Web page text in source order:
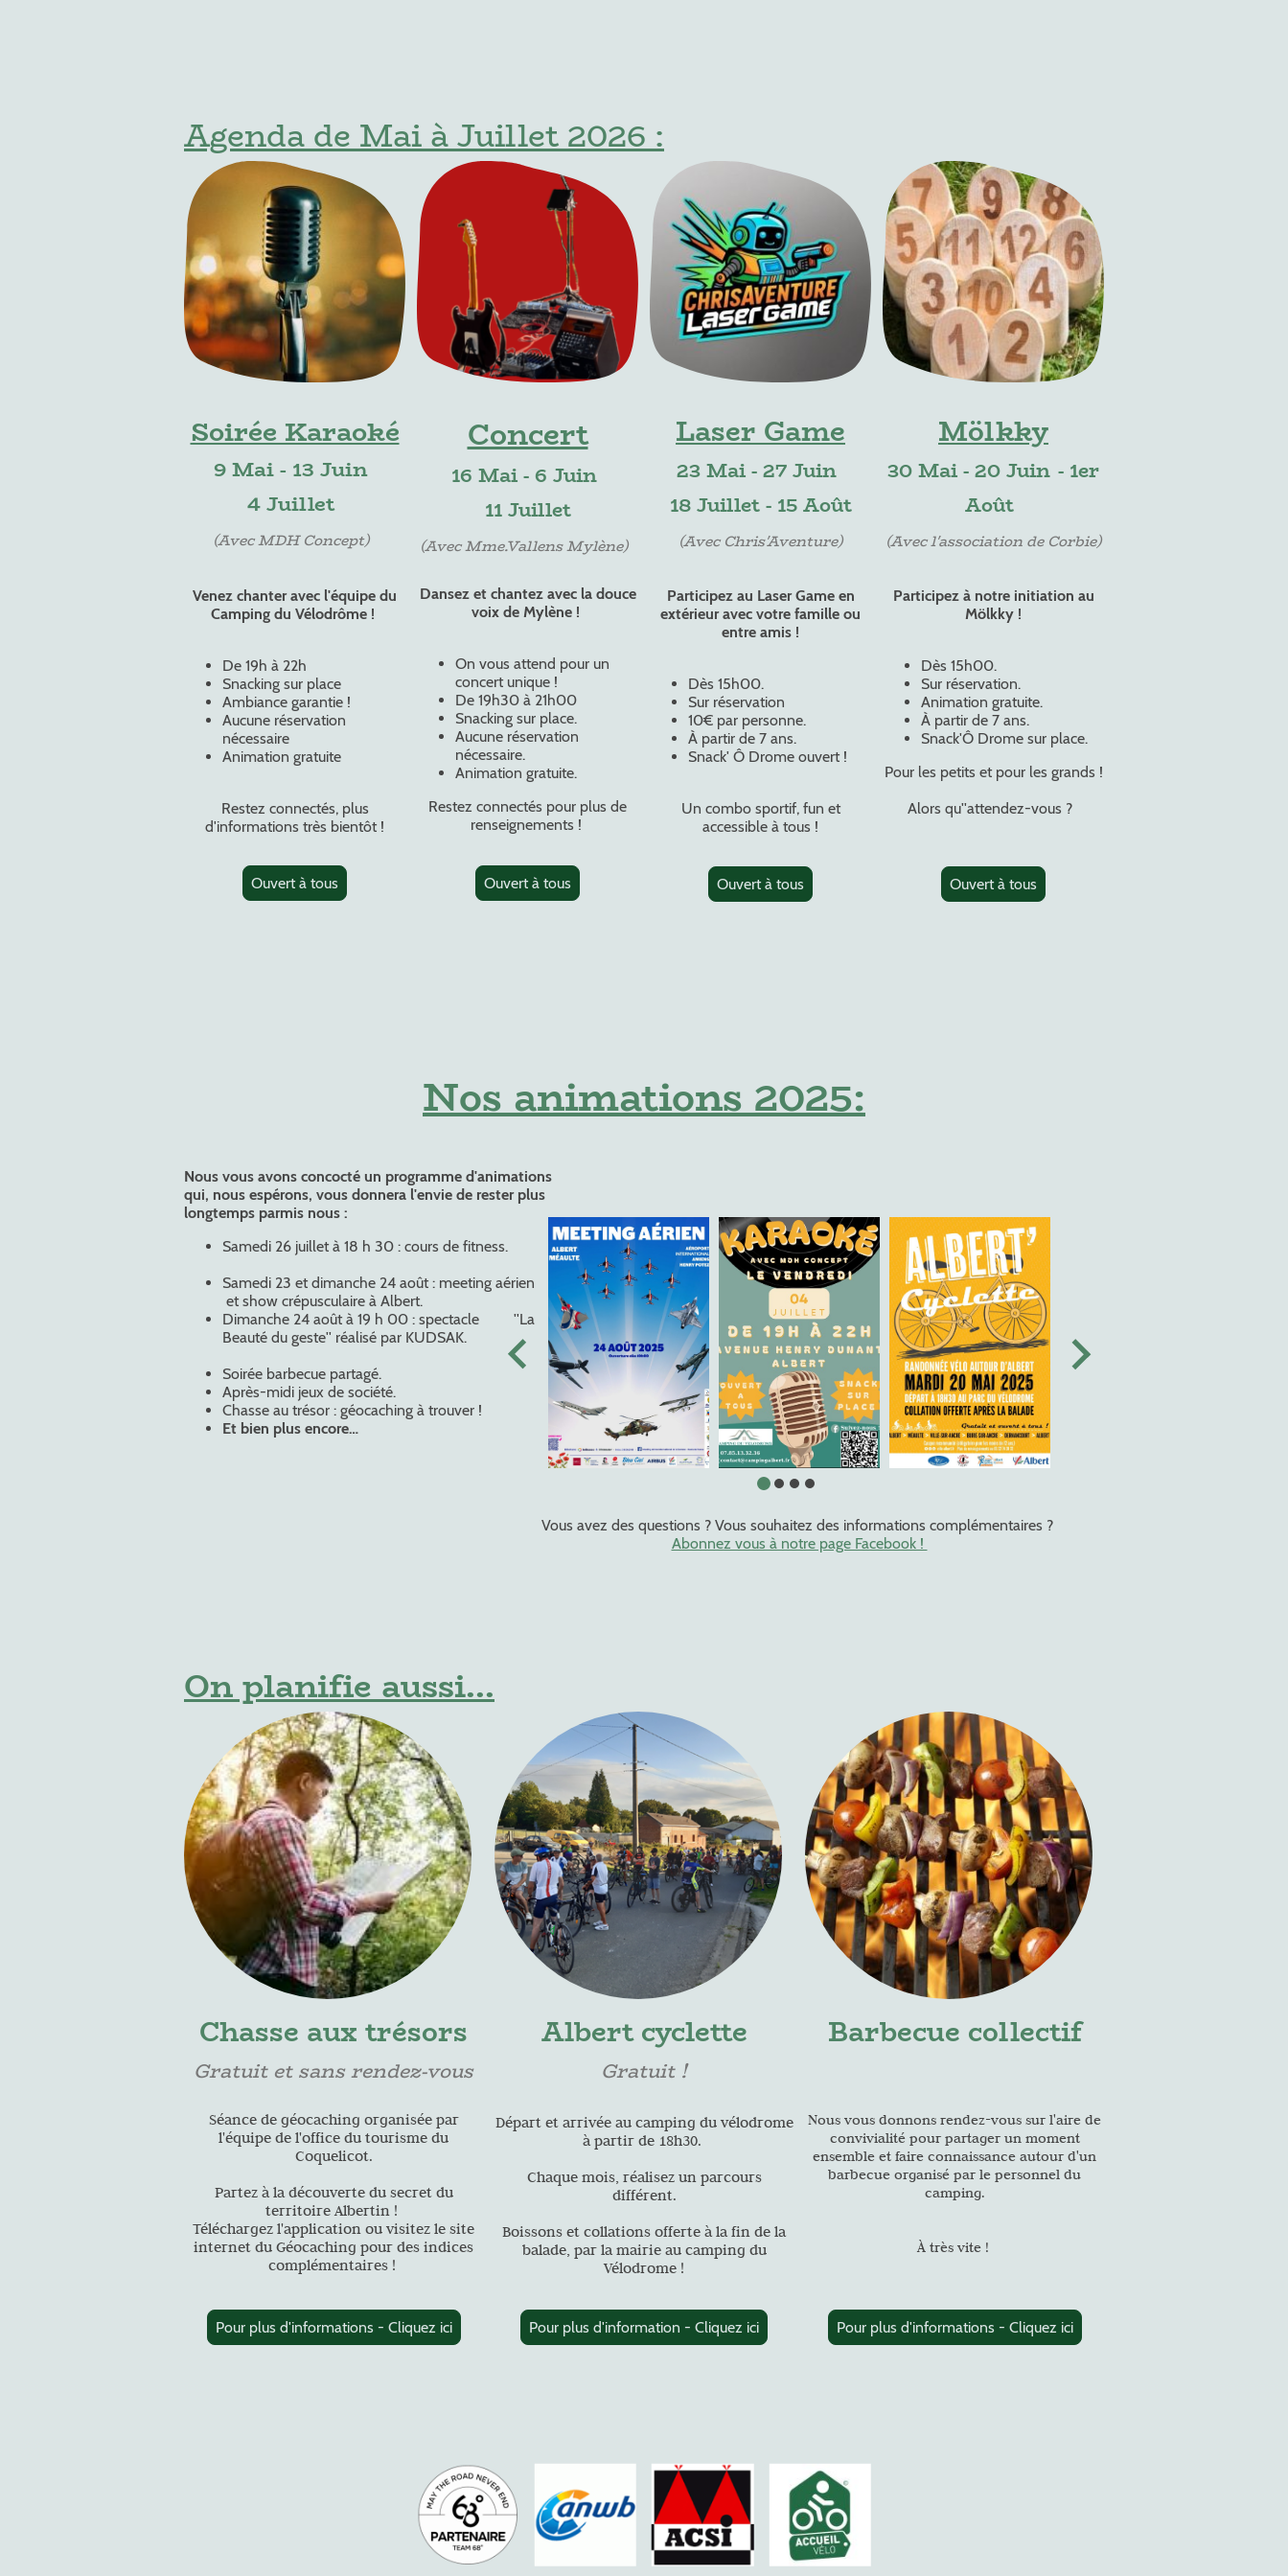
Agenda de Mai à Juillet 2026 :
Soirée Karaoké
9 Mai - 13 Juin
4 Juillet
(Avec MDH Concept)
Venez chanter avec l'équipe du
Camping du Vélodrôme !
De 19h à 22h
Snacking sur place
Ambiance garantie !
Aucune réservation
nécessaire
Animation gratuite
Restez connectés, plus
d'informations très bientôt !
Ouvert à tous
Concert
16 Mai - 6 Juin
11 Juillet
(Avec Mme.Vallens Mylène)
Dansez et chantez avec la douce
voix de Mylène !
On vous attend pour un
concert unique !
De 19h30 à 21h00
Snacking sur place.
Aucune réservation
nécessaire.
Animation gratuite.
Restez connectés pour plus de
renseignements !
Ouvert à tous
Mölkky
30 Mai - 20 Juin - 1er
Août
(Avec l'association de Corbie)
Participez à notre initiation au
Mölkky !
Dès 15h00.
Sur réservation.
Animation gratuite.
À partir de 7 ans.
Snack'Ô Drome sur place.
Pour les petits et pour les grands !
Alors qu''attendez-vous ?
Ouvert à tous
Laser Game
23 Mai - 27 Juin
18 Juillet - 15 Août
(Avec Chris'Aventure)
Participez au Laser Game en
extérieur avec votre famille ou
entre amis !
Dès 15h00.
Sur réservation
10€ par personne.
À partir de 7 ans.
Snack' Ô Drome ouvert !
Un combo sportif, fun et
accessible à tous !
Ouvert à tous
Nos animations 2025:
Nous vous avons concocté un programme d'animations
qui, nous espérons, vous donnera l'envie de rester plus
longtemps parmis nous :
Samedi 26 juillet à 18 h 30 : cours de fitness.
Samedi 23 et dimanche 24 août : meeting aérien
et show crépusculaire à Albert.
Dimanche 24 août à 19 h 00 : spectacle ''La
Beauté du geste'' réalisé par KUDSAK.
Soirée barbecue partagé.
Après-midi jeux de société.
Chasse au trésor : géocaching à trouver !
Et bien plus encore…
Vous avez des questions ? Vous souhaitez des informations complémentaires ?
Abonnez vous à notre page Facebook !
On planifie aussi...
Albert cyclette
Gratuit !
Départ et arrivée au camping du vélodrome
à partir de 18h30.
Chaque mois, réalisez un parcours
différent.
Boissons et collations offerte à la fin de la
balade, par la mairie au camping du
Vélodrome !
Pour plus d'information - Cliquez ici
Chasse aux trésors
Gratuit et sans rendez-vous
Séance de géocaching organisée par
l'équipe de l'office du tourisme du
Coquelicot.
Partez à la découverte du secret du
territoire Albertin !
Téléchargez l'application ou visitez le site
internet du Géocaching pour des indices
complémentaires !
Pour plus d'informations - Cliquez ici
Barbecue collectif
Nous vous donnons rendez-vous sur l'aire de
convivialité pour partager un moment
ensemble et faire connaissance autour d'un
barbecue organisé par le personnel du
camping.
Àtrès vite !
Pour plus d'informations - Cliquez ici